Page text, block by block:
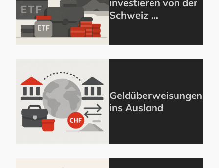
investieren von der
Schweiz …
Geldüberweisungen
ins Ausland